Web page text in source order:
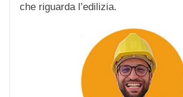
che riguarda l’edilizia.